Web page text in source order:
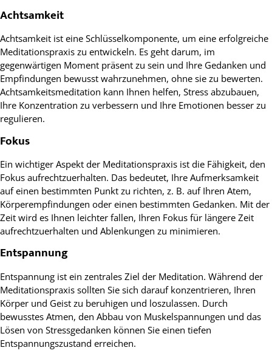
Achtsamkeit
Achtsamkeit ist eine Schlüsselkomponente, um eine erfolgreiche
Meditationspraxis zu entwickeln. Es geht darum, im
gegenwärtigen Moment präsent zu sein und Ihre Gedanken und
Empfindungen bewusst wahrzunehmen, ohne sie zu bewerten.
Achtsamkeitsmeditation kann Ihnen helfen, Stress abzubauen,
Ihre Konzentration zu verbessern und Ihre Emotionen besser zu
regulieren.
Fokus
Ein wichtiger Aspekt der Meditationspraxis ist die Fähigkeit, den
Fokus aufrechtzuerhalten. Das bedeutet, Ihre Aufmerksamkeit
auf einen bestimmten Punkt zu richten, z. B. auf Ihren Atem,
Körperempfindungen oder einen bestimmten Gedanken. Mit der
Zeit wird es Ihnen leichter fallen, Ihren Fokus für längere Zeit
aufrechtzuerhalten und Ablenkungen zu minimieren.
Entspannung
Entspannung ist ein zentrales Ziel der Meditation. Während der
Meditationspraxis sollten Sie sich darauf konzentrieren, Ihren
Körper und Geist zu beruhigen und loszulassen. Durch
bewusstes Atmen, den Abbau von Muskelspannungen und das
Lösen von Stressgedanken können Sie einen tiefen
Entspannungszustand erreichen.